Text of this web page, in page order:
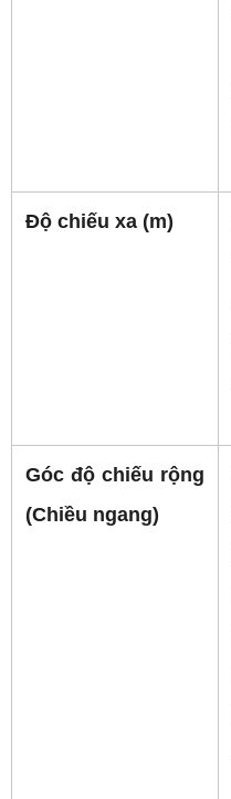
Độ chiếu xa (m)
Góc độ chiếu rộng
(Chiều ngang)